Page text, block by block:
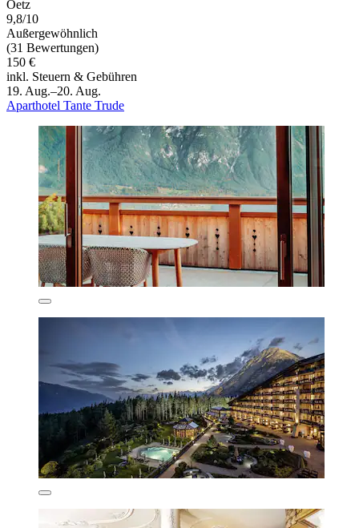
Oetz
9,8/10
Außergewöhnlich
(31 Bewertungen)
150 €
inkl. Steuern & Gebühren
19. Aug.–20. Aug.
Aparthotel Tante Trude